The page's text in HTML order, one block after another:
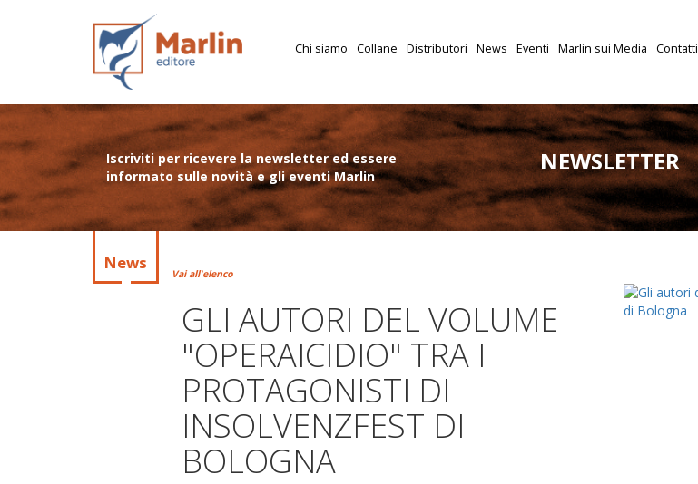
Chi siamo Collane Distributori News Eventi Marlin sui Media Contatti
Iscriviti per ricevere la newsletter ed essere
informato sulle novità e gli eventi Marlin
NEWSLETTER
News
Vai all'elenco
GLI AUTORI DEL VOLUME
"OPERAICIDIO" TRA I
PROTAGONISTI DI
INSOLVENZFEST DI
BOLOGNA